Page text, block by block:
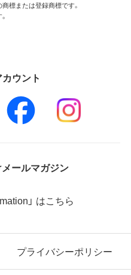
標または登録商標です。
ウント
ールマガジン
」 はこちら
プライバシーポリシー